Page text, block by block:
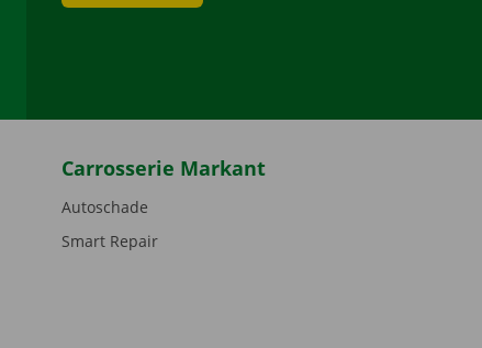
Carrosserie Markant
Autoschade
Smart Repair